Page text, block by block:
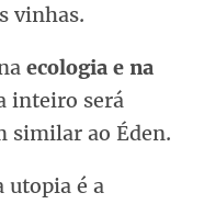
vinhas.
ecologia e na
inteiro será
similar ao Éden.
utopia é a